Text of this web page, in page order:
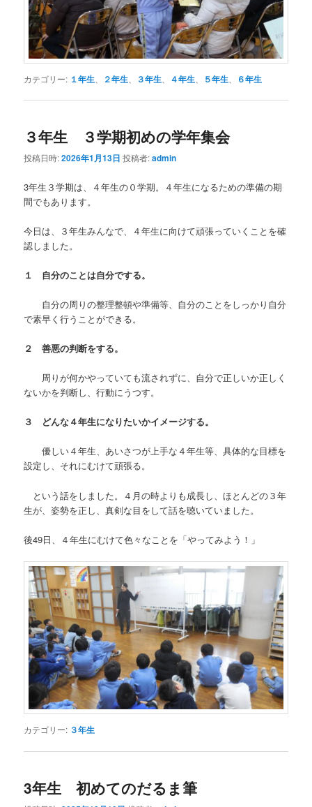
カテゴリー: １年生 ２年生 ３年生 ４年生 ５年生 ６年生
３年生 ３学期初めの学年集会
投稿日時:2026年1月13日 投稿者:admin
3年生３学期は、４年生の０学期。４年生になるための準備の期
間でもあります。
今日は、３年生みんなで、４年生に向けて頑張っていくことを確
認しました。
１ 自分のことは自分でする。
自分の周りの整理整頓や準備等、自分のことをしっかり自分
で素早く行うことができる。
２ 善悪の判断をする。
周りが何かやっていても流されずに、自分で正しいか正しく
ないかを判断し、行動にうつす。
３ どんな４年生になりたいかイメージする。
優しい４年生、あいさつが上手な４年生等、具体的な目標を
設定し、それにむけて頑張る。
という話をしました。４月の時よりも成長し、ほとんどの３年
生が、姿勢を正し、真剣な目をして話を聴いていました。
後49日、４年生にむけて色々なことを「やってみよう！」
カテゴリー: ３年生
3年生 初めてのだるま筆